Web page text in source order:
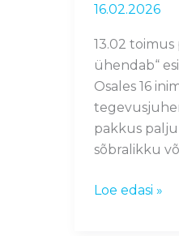
16.02.2026
13.02
ühendab“
Osales 16
pakkus palju
sõbralikku
Loe edasi »